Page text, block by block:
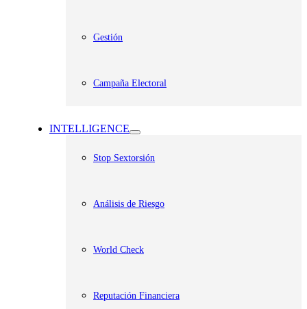
Gestión
Campaña Electoral
INTELLIGENCE
Stop Sextorsión
Análisis de Riesgo
World Check
Reputación Financiera